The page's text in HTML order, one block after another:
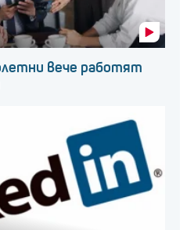
вече работят